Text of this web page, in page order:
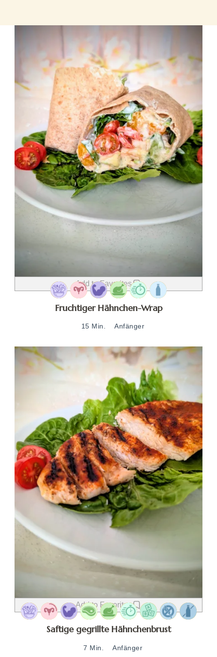
Add to Favorites
Fruchtiger Hähnchen-Wrap
15 Min. Anfänger
Add to Favorites
Saftige gegrillte Hähnchenbrust
7 Min. Anfänger